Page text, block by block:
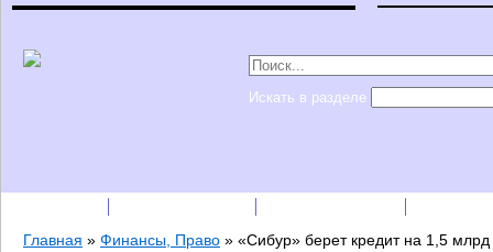
Искать в разделе
Главная » Финансы, Право » «Сибур» берет кредит на 1,5